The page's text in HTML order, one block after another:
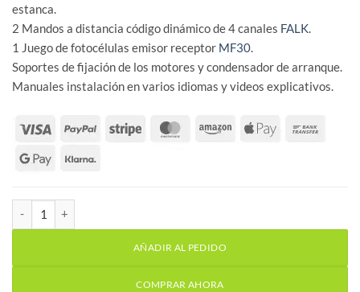
estanca.
2 Mandos a distancia código dinámico de 4 canales FALK.
1 Juego de fotocélulas emisor receptor MF30.
Soportes de fijación de los motores y condensador de arranque.
Manuales instalación en varios idiomas y videos explicativos.
Kit Motorline Lince 400 motores para doble puerta batiente
AÑADIR AL PEDIDO
COMPRAR AHORA